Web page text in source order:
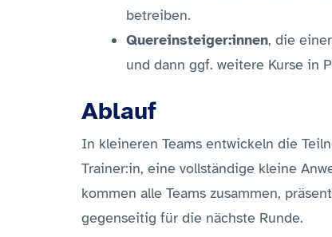
betreiben.
Quereinsteiger:innen, die
und dann ggf. weitere Kurse in
Ablauf
In kleineren Teams entwickeln die
Trainer:in, eine vollständige kleine
kommen alle Teams zusammen,
gegenseitig für die nächste Runde.